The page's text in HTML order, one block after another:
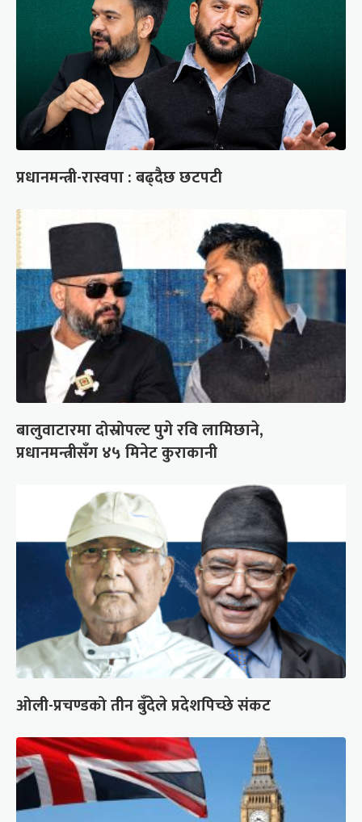
प्रधानमन्त्री-रास्वपा : बढ्दैछ छटपटी
बालुवाटारमा दोस्रोपल्ट पुगे रवि लामिछाने,
प्रधानमन्त्रीसँग ४५ मिनेट कुराकानी
ओली-प्रचण्डको तीन बुँदेले प्रदेशपिच्छे संकट